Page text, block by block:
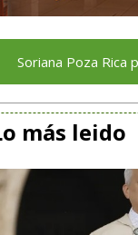
Poza Rica
más leido